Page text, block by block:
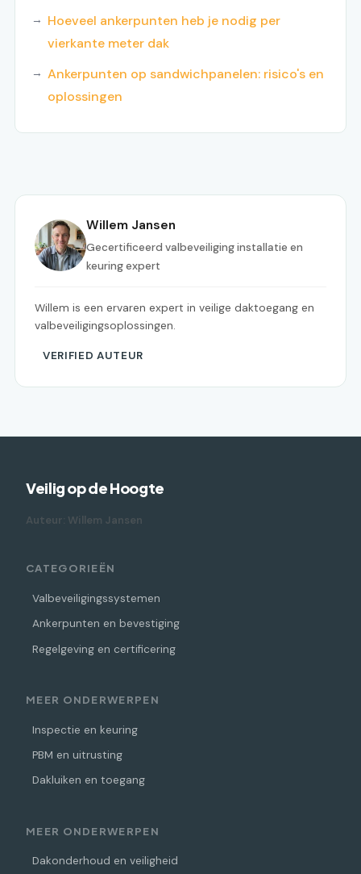
Hoeveel ankerpunten heb je nodig per
vierkante meter dak
Ankerpunten op sandwichpanelen: risico's en
oplossingen
Willem Jansen
Gecertificeerd valbeveiliging installatie en
keuring expert
Willem is een ervaren expert in veilige daktoegang en
valbeveiligingsoplossingen.
VERIFIED AUTEUR
Veilig op de Hoogte
Auteur: Willem Jansen
CATEGORIEËN
Valbeveiligingssystemen
Ankerpunten en bevestiging
Regelgeving en certificering
MEER ONDERWERPEN
Inspectie en keuring
PBM en uitrusting
Dakluiken en toegang
MEER ONDERWERPEN
Dakonderhoud en veiligheid